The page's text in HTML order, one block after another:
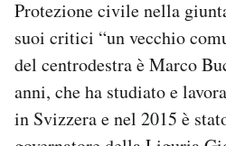
Protezione civile nella
suoi critici “un vecchio
del centrodestra è Marco
anni, che ha studiato e
in Svizzera e nel 2015 è